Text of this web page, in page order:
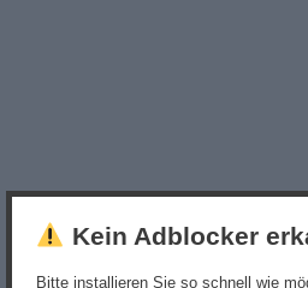
Kein Adblocker
Bitte installieren Sie so schnell wie